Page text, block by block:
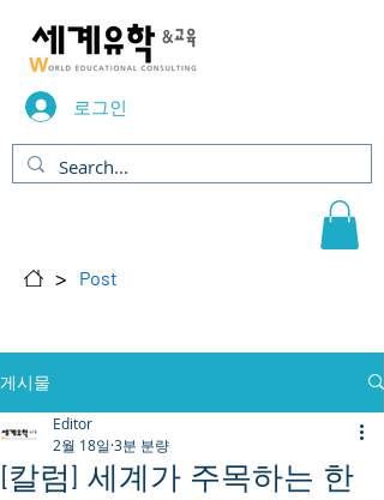
로그인
> Post
게시물
[칼럼] 세계가 주목하는 한
Editor
2월 18일 3분 분량